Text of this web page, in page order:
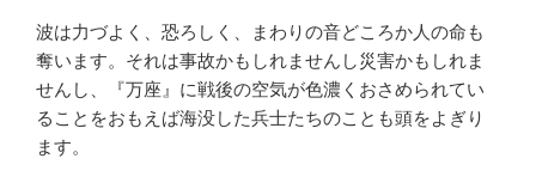
波は力づよく、恐ろしく、まわりの音どころか人の命も
奪います。それは事故かもしれませんし災害かもしれま
せんし、『万座』に戦後の空気が色濃くおさめられてい
ることをおもえば海没した兵士たちのことも頭をよぎり
ます。